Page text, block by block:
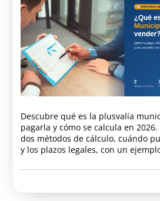
Descubre qué es la plusvalía
pagarla y cómo se calcula en
dos métodos de cálculo, cuándo
y los plazos legales, con un